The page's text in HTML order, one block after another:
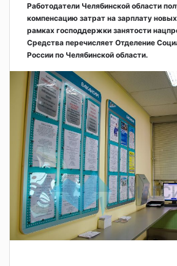
Работодатели Челябинской области
компенсацию затрат на зарплату
рамках господдержки занятости
Средства перечисляет Отделение
России по Челябинской области.